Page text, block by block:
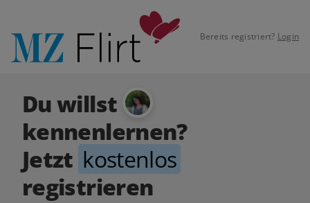
Bereits registriert? Login
Du willst
kennenlernen?
Jetzt kostenlos
registrieren